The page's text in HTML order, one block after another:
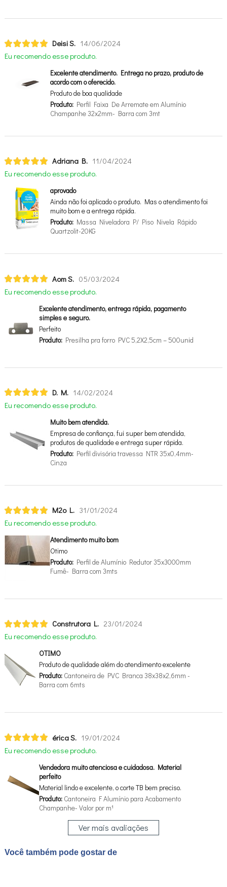
Deisi S. 14/06/2024
Eu recomendo esse produto.
Excelente atendimento. Entrega no prazo, produto de
acordo com o oferecido.
Produto de boa qualidade
Produto:Perfil Faixa De Arremate em Alumínio
Champanhe 32x2mm- Barra com 3mt
Adriana B. 11/04/2024
Eu recomendo esse produto.
aprovado
Ainda não foi aplicado o produto. Mas o atendimento foi
muito bom e a entrega rápida.
Produto:Massa Niveladora P/ Piso Nivela Rápido
Quartzolit-20KG
Aom S. 05/03/2024
Eu recomendo esse produto.
Excelente atendimento, entrega rápida, pagamento
simples e seguro.
Perfeito
Produto:Presilha pra forro PVC 5,2X2,5cm – 500unid
D. M. 14/02/2024
Eu recomendo esse produto.
Muito bem atendida.
Empresa de confiança, fui super bem atendida,
produtos de qualidade e entrega super rápida.
Produto:Perfil divisória travessa NTR 35x0,4mm-
Cinza
M2o L. 31/01/2024
Eu recomendo esse produto.
Atendimento muito bom
Otimo
Produto:Perfil de Alumínio Redutor 35x3000mm
Fumê- Barra com 3mts
Construtora L. 23/01/2024
Eu recomendo esse produto.
OTIMO
Produto de qualidade além do atendimento excelente
Produto:Cantoneira de PVC Branca 38x38x2,6mm -
Barra com 6mts
érica S. 19/01/2024
Eu recomendo esse produto.
Vendedora muito atenciosa e cuidadosa. Material
perfeito
Material lindo e excelente, o corte TB bem preciso.
Produto:Cantoneira F Alumínio para Acabamento
Champanhe- Valor por m¹
Ver mais avaliações
Você também pode gostar de